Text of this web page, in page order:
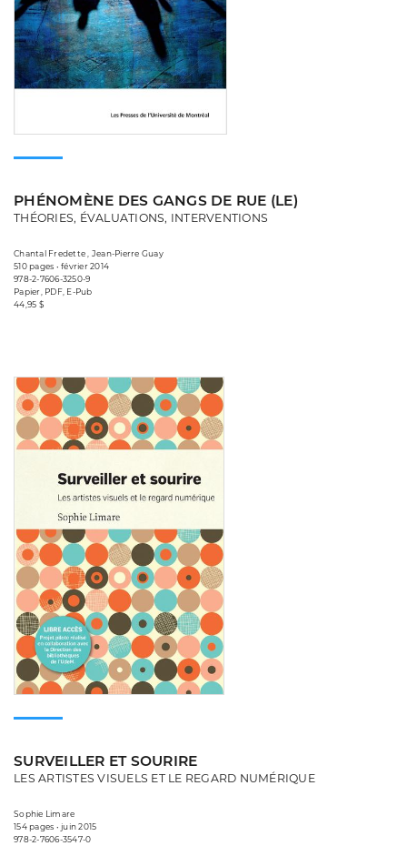
PHÉNOMÈNE DES GANGS DE RUE (LE)
THÉORIES, ÉVALUATIONS, INTERVENTIONS
Chantal Fredette , Jean-Pierre Guay
510 pages • février 2014
978-2-7606-3250-9
Papier, PDF, E-Pub
44,95 $
SURVEILLER ET SOURIRE
LES ARTISTES VISUELS ET LE REGARD NUMÉRIQUE
Sophie Limare
154 pages • juin 2015
978-2-7606-3547-0